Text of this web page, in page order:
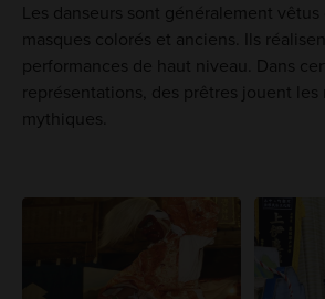
Les danseurs sont généralement
masques colorés et anciens. Ils
performances de haut niveau. Dans
représentations, des prêtres jouent
mythiques.